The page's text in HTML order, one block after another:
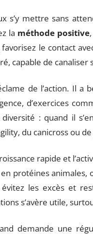
s’y mettre sans
la méthode positive
le contact
capable de
de l’action. Il a
d’exercices
: quand il
du canicross ou
rapide et
protéines
les excès et
s’avère utile,
demande une